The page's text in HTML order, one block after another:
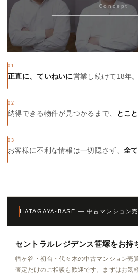
Concept
01
正直に、ていねいに営業し続けて18年。
02
納得できる物件が見つかるまで、 とこ
03
お客様に不利な情報は一切隠さず、 全
HATAGAYA-BASE — 中古マンション売
セントラルレジデンス笹塚をお持
幡ヶ谷・初台・代々木の中古マンション売
査定だけのご相談も歓迎です。まずはお気